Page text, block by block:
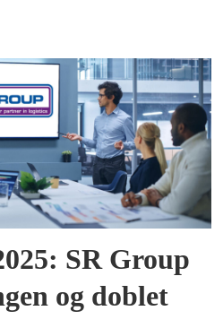
SR Group
og doblet